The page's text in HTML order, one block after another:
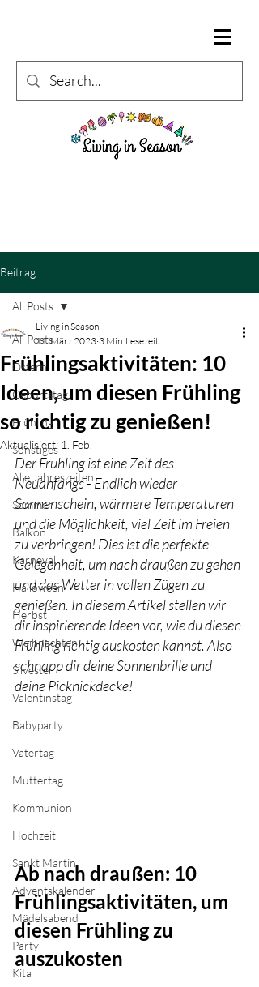
Beitrag
All Posts
Ostern
Geburtstag
Frühling
Sonstiges
Alle Jahreszeiten
Sommer
Balkon
Karneval
Halloween
Herbst
Weihnachten
Silvester
Valentinstag
Babyparty
Vatertag
Muttertag
Kommunion
Hochzeit
Sankt Martin
Adventskalender
Mädelsabend
Party
Kita
All Posts
Frühlingsaktivitäten: 10
Ideen, um diesen Frühling
so richtig zu genießen!
Living in Season
11. März 2023 3 Min. Lesezeit
Aktualisiert: 1. Feb.
Der Frühling ist eine Zeit des
Neuanfangs - Endlich wieder
Sonnenschein, wärmere Temperaturen
und die Möglichkeit, viel Zeit im Freien
zu verbringen! Dies ist die perfekte
Gelegenheit, um nach draußen zu gehen
und das Wetter in vollen Zügen zu
genießen. In diesem Artikel stellen wir
dir inspirierende Ideen vor, wie du diesen
Frühling richtig auskosten kannst. Also
schnapp dir deine Sonnenbrille und
deine Picknickdecke!
Ab nach draußen: 10
Frühlingsaktivitäten, um
diesen Frühling zu
auszukosten